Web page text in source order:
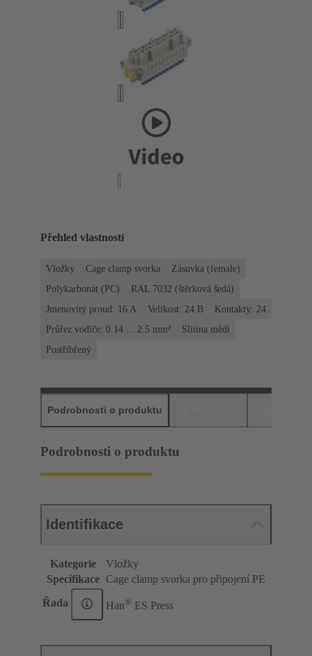
Přehled vlastností
Vložky Cage clamp svorka
Zásuvka (female)
Polykarbonát (PC)
RAL 7032 (štěrková šedá)
Jmenovitý proud: ‌16 A
Velikost: 24 B
Kontakty: 24
Průřez vodiče: 0.14 ... 2.5 mm²
Slitina mědi
Postříbřený
Podrobnosti o produktu
Podrobnosti o produktu
Identifikace
Kategorie
Vložky
Specifikace
Cage clamp svorka pro připojení PE
Řada Han® ES Press